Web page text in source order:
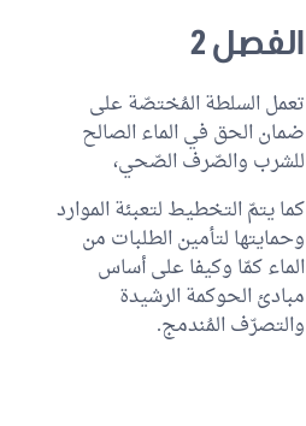
الفصل 2
تعمل السلطة المُختصّة على
ضمان الحق في الماء الصالح
للشرب والصّرف الصّحي،
كما يتمّ التخطيط لتعبئة الموارد
وحمايتها لتأمين الطلبات من
الماء كمّا وكيفا على أساس
مبادئ الحوكمة الرشيدة
والتصرّف المُندمج.